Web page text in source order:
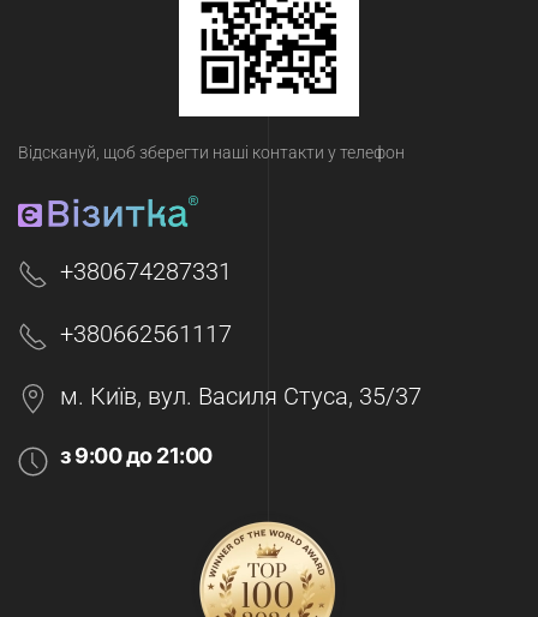
Відскануй, щоб зберегти наші контакти у телефон
+380674287331
+380662561117
м. Київ, вул. Василя Стуса, 35/37
з 9:00 до 21:00